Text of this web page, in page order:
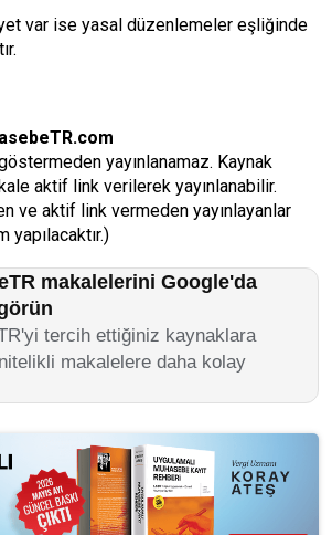
var ise yasal düzenlemeler eşliğinde
yayınlanamaz. Kaynak
aktif link verilerek yayınlanabilir.
ve aktif link vermeden yayınlayanlar
yapılacaktır.)
makalelerini Google'da
tercih ettiğiniz kaynaklara
makalelere daha kolay